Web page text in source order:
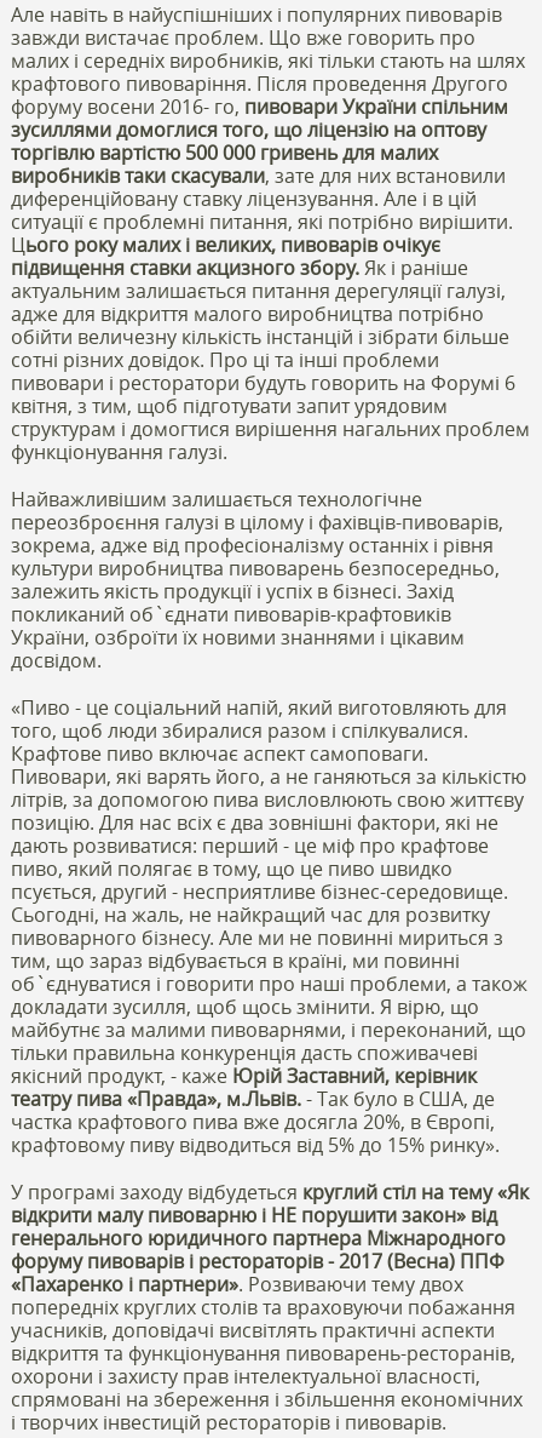
Але навіть в найуспішніших і популярних пивоварів
завжди вистачає проблем. Що вже говорить про
малих і середніх виробників, які тільки стають на шлях
крафтового пивоваріння. Після проведення Другого
форуму восени 2016- го, пивовари України спільним
зусиллями домоглися того, що ліцензію на оптову
торгівлю вартістю 500 000 гривень для малих
виробників таки скасували, зате для них встановили
диференційовану ставку ліцензування. Але і в цій
ситуації є проблемні питання, які потрібно вирішити.
Цього року малих і великих, пивоварів очікує
підвищення ставки акцизного збору.Як і раніше
актуальним залишається питання дерегуляції галузі,
адже для відкриття малого виробництва потрібно
обійти величезну кількість інстанцій і зібрати більше
сотні різних довідок. Про ці та інші проблеми
пивовари і ресторатори будуть говорить на Форумі 6
квітня, з тим, щоб підготувати запит урядовим
структурам і домогтися вирішення нагальних проблем
функціонування галузі.
Найважливішим залишається технологічне
переозброєння галузі в цілому і фахівців-пивоварів,
зокрема, адже від професіоналізму останніх і рівня
культури виробництва пивоварень безпосередньо,
залежить якість продукції і успіх в бізнесі. Захід
покликаний об`єднати пивоварів-крафтовиків
України, озброїти їх новими знаннями і цікавим
досвідом.
«Пиво - це соціальний напій, який виготовляють для
того, щоб люди збиралися разом і спілкувалися.
Крафтове пиво включає аспект самоповаги.
Пивовари, які варять його, а не ганяються за кількістю
літрів, за допомогою пива висловлюють свою життєву
позицію. Для нас всіх є два зовнішні фактори, які не
дають розвиватися: перший - це міф про крафтове
пиво, який полягає в тому, що це пиво швидко
псується, другий - несприятливе бізнес-середовище.
Сьогодні, на жаль, не найкращий час для розвитку
пивоварного бізнесу. Але ми не повинні мириться з
тим, що зараз відбувається в країні, ми повинні
об`єднуватися і говорити про наші проблеми, а також
докладати зусилля, щоб щось змінити. Я вірю, що
майбутнє за малими пивоварнями, і переконаний, що
тільки правильна конкуренція дасть споживачеві
якісний продукт, - каже Юрій Заставний, керівник
театру пива «Правда», м.Львів.- Так було в США, де
частка крафтового пива вже досягла 20%, в Європі,
крафтовому пиву відводиться від 5% до 15% ринку».
У програмі заходу відбудеться круглий стіл на тему «Як
відкрити малу пивоварню і НЕ порушити закон» від
генерального юридичного партнера Міжнародного
форуму пивоварів і рестораторів - 2017 (Весна) ППФ
«Пахаренко і партнери». Розвиваючи тему двох
попередніх круглих столів та враховуючи побажання
учасників, доповідачі висвітлять практичні аспекти
відкриття та функціонування пивоварень-ресторанів,
охорони і захисту прав інтелектуальної власності,
спрямовані на збереження і збільшення економічних
і творчих інвестицій рестораторів і пивоварів.